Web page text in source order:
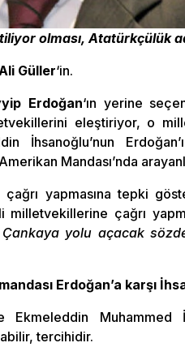
olması, Atatürkçülük
Güller‘in.
Erdoğan‘ın yerine
eleştiriyor, o
İhsanoğlu’nun
Mandası’nda
yapmasına tepki
milletvekillerine çağrı
yolu açacak
Erdoğan’a karşı
Muhammed
tercihidir.